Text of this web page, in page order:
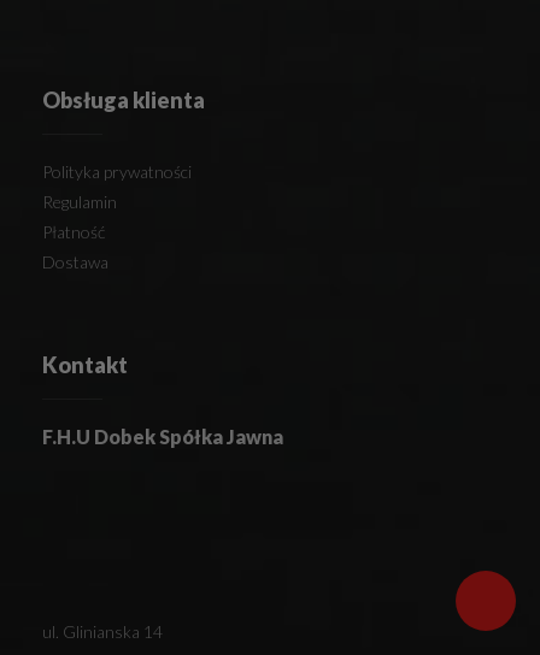
Obsługa klienta
Polityka prywatności
Regulamin
Płatność
Dostawa
Kontakt
F.H.U Dobek Spółka Jawna
ul. Glinianska 14